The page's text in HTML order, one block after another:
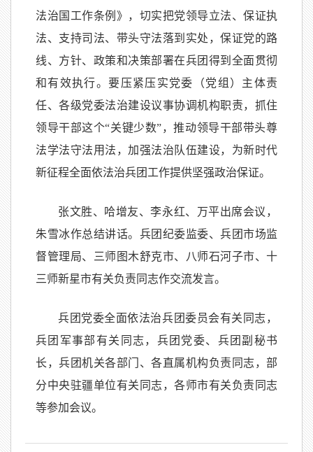
法治国工作条例》，切实把党领导立法、保证执
法、支持司法、带头守法落到实处，保证党的路
线、方针、政策和决策部署在兵团得到全面贯彻
和有效执行。要压紧压实党委（党组）主体责
任、各级党委法治建设议事协调机构职责，抓住
领导干部这个“关键少数”，推动领导干部带头尊
法学法守法用法，加强法治队伍建设，为新时代
新征程全面依法治兵团工作提供坚强政治保证。
张文胜、哈增友、李永红、万平出席会议，
朱雪冰作总结讲话。兵团纪委监委、兵团市场监
督管理局、三师图木舒克市、八师石河子市、十
三师新星市有关负责同志作交流发言。
兵团党委全面依法治兵团委员会有关同志，
兵团军事部有关同志，兵团党委、兵团副秘书
长，兵团机关各部门、各直属机构负责同志，部
分中央驻疆单位有关同志，各师市有关负责同志
等参加会议。